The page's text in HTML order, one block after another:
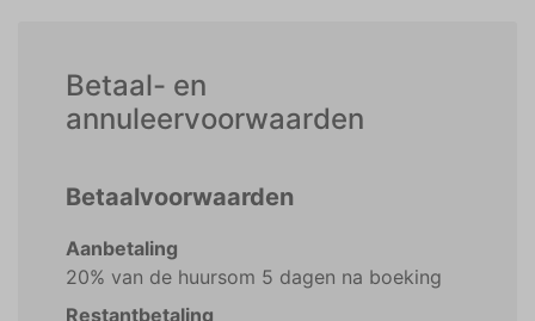
Betaal- en
annuleervoorwaarden
Betaalvoorwaarden
Aanbetaling
20% van de huursom 5 dagen na boeking
Restantbetaling